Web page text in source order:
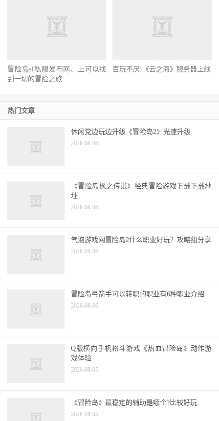
冒险岛sf私服发布网、上可以找
休闲党边玩边升级《冒险岛2》光速升级
《冒险岛枫之传说》经典冒险游戏下载下载地
址
气泡游戏网冒险岛2什么职业好玩？攻略组分享
冒险岛弓箭手可以转职的职业有6种职业介绍
Q版横向手机格斗游戏《热血冒险岛》动作游
戏体验
《冒险岛》最稳定的辅助是哪个?比较好玩